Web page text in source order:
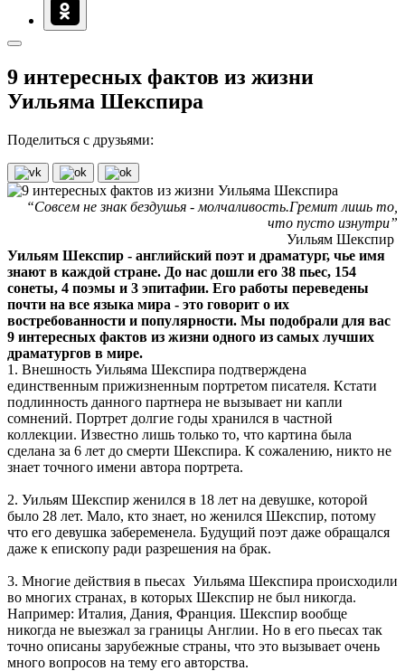
9 интересных фактов из жизни
Уильяма Шекспира
Поделиться с друзьями:
“Совсем не знак бездушья - молчаливость.Гремит лишь то,
что пусто изнутри”
Уильям Шекспир
Уильям Шекспир - английский поэт и драматург, чье имя
знают в каждой стране. До нас дошли его 38 пьес, 154
сонеты, 4 поэмы и 3 эпитафии. Его работы переведены
почти на все языка мира - это говорит о их
востребованности и популярности. Мы подобрали для вас
9 интересных фактов из жизни одного из самых лучших
драматургов в мире.
1. Внешность Уильяма Шекспира подтверждена
единственным прижизненным портретом писателя. Кстати
подлинность данного партнера не вызывает ни капли
сомнений. Портрет долгие годы хранился в частной
коллекции. Известно лишь только то, что картина была
сделана за 6 лет до смерти Шекспира. К сожалению, никто не
знает точного имени автора портрета.
2. Уильям Шекспир женился в 18 лет на девушке, которой
было 28 лет. Мало, кто знает, но женился Шекспир, потому
что его девушка забеременела. Будущий поэт даже обращался
даже к епископу ради разрешения на брак.
3. Многие действия в пьесах Уильяма Шекспира происходили
во многих странах, в которых Шекспир не был никогда.
Например: Италия, Дания, Франция. Шекспир вообще
никогда не выезжал за границы Англии. Но в его пьесах так
точно описаны зарубежные страны, что это вызывает очень
много вопросов на тему его авторства.